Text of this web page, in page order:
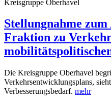
Kreisgruppe Oberhavel
Stellungnahme
Fraktion zu
Die Kreisgruppe Oberhavel
Verkehrsentwicklungsplans,
Verbesserungsbedarf. mehr